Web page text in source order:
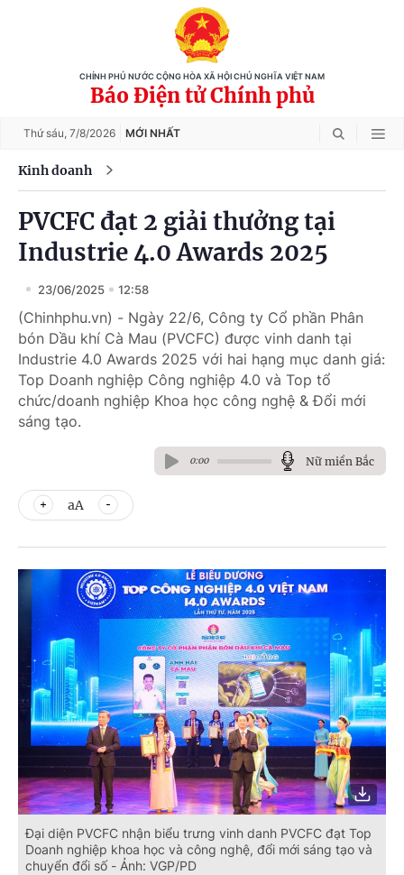
CHÍNH PHỦ NƯỚC CỘNG HÒA XÃ HỘI CHỦ NGHĨA VIỆT NAM
Báo Điện tử Chính phủ
Thứ sáu, 7/8/2026 MỚI NHẤT
Kinh doanh
PVCFC đạt 2 giải thưởng tại
Industrie 4.0 Awards 2025
23/06/2025 12:58
(Chinhphu.vn) - Ngày 22/6, Công ty Cổ phần Phân
bón Dầu khí Cà Mau (PVCFC) được vinh danh tại
Industrie 4.0 Awards 2025 với hai hạng mục danh giá:
Top Doanh nghiệp Công nghiệp 4.0 và Top tổ
chức/doanh nghiệp Khoa học công nghệ & Đổi mới
sáng tạo.
0:00 Nữ miền Bắc
aA
Đại diện PVCFC nhận biểu trưng vinh danh PVCFC đạt Top
Doanh nghiệp khoa học và công nghệ, đổi mới sáng tạo và
chuyển đổi số - Ảnh: VGP/PD